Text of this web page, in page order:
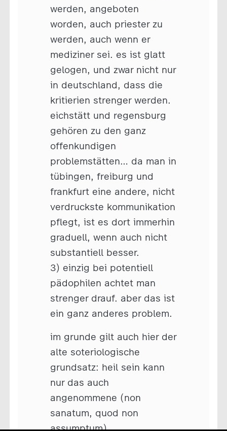
werden, angeboten
worden, auch priester zu
werden, auch wenn er
mediziner sei. es ist glatt
gelogen, und zwar nicht nur
in deutschland, dass die
kritierien strenger werden.
eichstätt und regensburg
gehören zu den ganz
offenkundigen
problemstätten… da man in
tübingen, freiburg und
frankfurt eine andere, nicht
verdruckste kommunikation
pflegt, ist es dort immerhin
graduell, wenn auch nicht
substantiell besser.
3) einzig bei potentiell
pädophilen achtet man
strenger drauf. aber das ist
ein ganz anderes problem.
im grunde gilt auch hier der
alte soteriologische
grundsatz: heil sein kann
nur das auch
angenommene (non
sanatum, quod non
assumptum).